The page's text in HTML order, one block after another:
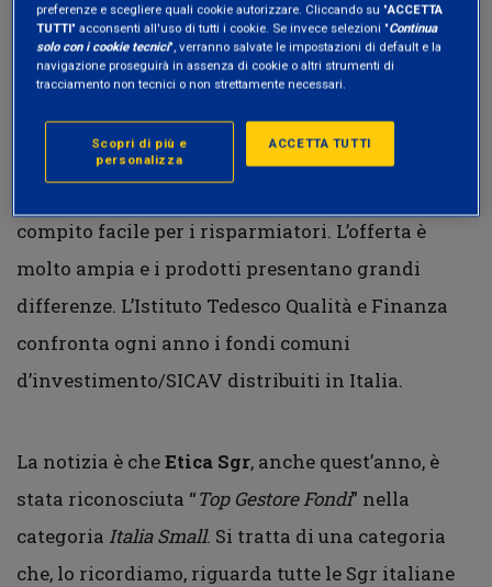
compito facile per i risparmiatori. L’offerta è
molto ampia e i prodotti presentano grandi
differenze. L’Istituto Tedesco Qualità e Finanza
confronta ogni anno i fondi comuni
d’investimento/SICAV distribuiti in Italia.
La notizia è cheEtica Sgr, anche quest’anno, è
stata riconosciuta “Top Gestore Fondi” nella
categoria Italia Small. Si tratta di una categoria
che, lo ricordiamo, riguarda tutte le Sgr italiane
preferenze e scegliere quali cookie autorizzare. Cliccando su "ACCETTA
TUTTI" acconsenti all'uso di tutti i cookie. Se invece selezioni "Continua
solo con i cookie tecnici", verranno salvate le impostazioni di default e la
navigazione proseguirà in assenza di cookie o altri strumenti di
tracciamento non tecnici o non strettamente necessari.
ACCETTA TUTTI
Scopri di più e
personalizza